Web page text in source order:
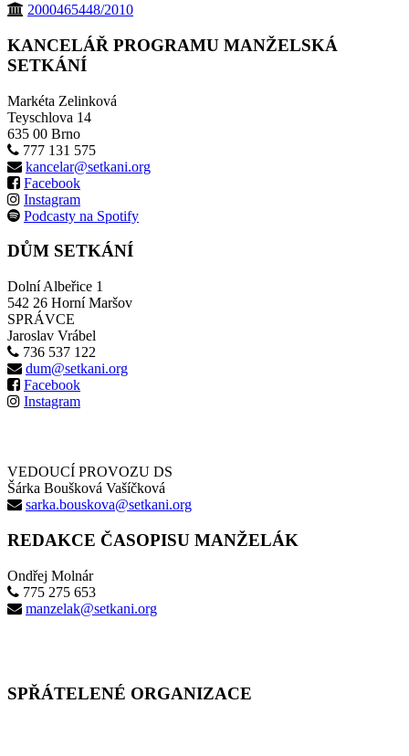
2000465448/2010
KANCELÁŘ PROGRAMU MANŽELSKÁ
SETKÁNÍ
Markéta Zelinková
Teyschlova 14
635 00 Brno
777 131 575
kancelar@setkani.org
Facebook
Instagram
Podcasty na Spotify
DŮM SETKÁNÍ
Dolní Albeřice 1
542 26 Horní Maršov
SPRÁVCE
Jaroslav Vrábel
736 537 122
dum@setkani.org
Facebook
Instagram
VEDOUCÍ PROVOZU DS
Šárka Boušková Vašíčková
sarka.bouskova@setkani.org
REDAKCE ČASOPISU MANŽELÁK
Ondřej Molnár
775 275 653
manzelak@setkani.org
SPŘÁTELENÉ ORGANIZACE